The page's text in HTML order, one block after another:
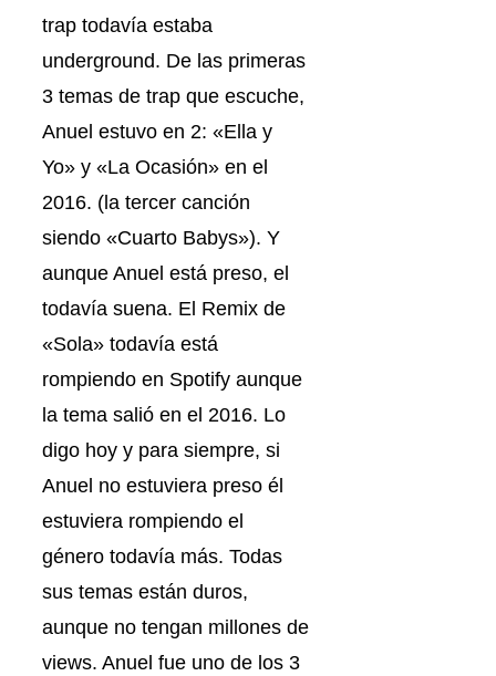
trap todavía estaba
underground. De las primeras
3 temas de trap que escuche,
Anuel estuvo en 2: «Ella y
Yo» y «La Ocasión» en el
2016. (la tercer canción
siendo «Cuarto Babys»). Y
aunque Anuel está preso, el
todavía suena. El Remix de
«Sola» todavía está
rompiendo en Spotify aunque
la tema salió en el 2016. Lo
digo hoy y para siempre, si
Anuel no estuviera preso él
estuviera rompiendo el
género todavía más. Todas
sus temas están duros,
aunque no tengan millones de
views. Anuel fue uno de los 3